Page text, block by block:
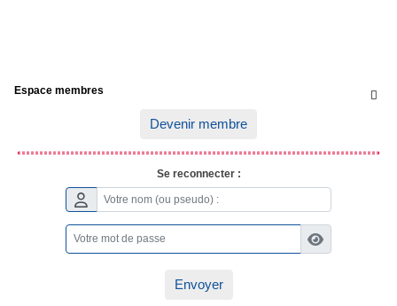

Espace membres
Devenir membre
Se reconnecter :
Envoyer